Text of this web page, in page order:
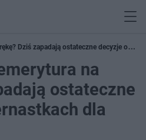
Dziś zapadają ostateczne decyzje o
na
ostateczne
dla